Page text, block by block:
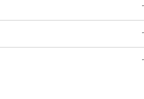
limiti dei valori di tolleranza, e di generare
il cliente finale.